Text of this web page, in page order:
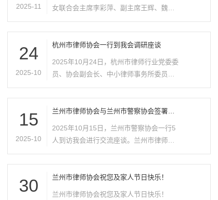
司举办了宪法知识宣传讲座，紧密围绕20
25年国家宪法日的主题“学习宣传贯彻习近
平法治思想，推动宪法深入人心”..
2025-11
女联合会主席李彩萍、副主席王辉、魏佩
璐应邀参加由甘肃省妇联、甘肃省政府妇
儿工委办联合主办的党的二十届四中全会
精神、全球妇女峰会精神宣讲会。李彩萍
解维权痛点难点；借鉴“妇联+律师”联动新
模式，让专业法律力量下沉基层，通过普
法宣讲、法律咨询等形式，把法律知识送
到妇..
24
2025-10
杭州市律师协会一行到我会调研座谈
2025年10月24日，杭州市律师行业党委委
员、协会副会长、中小律师事务所委员会
主任奚勤平一行到我会调研座谈。会议由
兰州市律师协会副会长刘临庆主持。会
前，杭州市律师协会一行参观了兰州市律
贯彻落实“强省会”战略，坚持“我为群众办
15
2025-10
兰州市律师协会与兰州市警察协会签署战
2025年10月15日，兰州市警察协会一行5
人到访我会进行交流座谈。兰州市律师协
会会长陈灿主持座谈会。陈灿会长对兰州
市警察协会的来访表示欢迎，并介绍了兰
州市律师协会基本情况，希望双方作为兰
30 兰州市律师协会祝您及家人节日快乐！
兰州市律师协会祝您及家人节日快乐！